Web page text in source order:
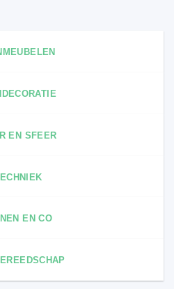
EN SFEER
EN CO